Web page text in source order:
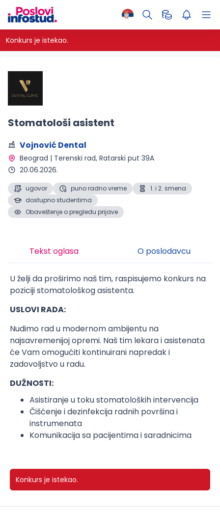
Konkurs je istekao.
Stomatološi asistent
Vojnović Dental
Beograd | Terenski rad, Ratarski put 39A
20.06.2026.
ugovor puno radno vreme
1. i 2. smena
dostupno studentima
Obaveštenje o pregledu prijave
Tekst oglasa O poslodavcu
U želji da proširimo naš tim, raspisujemo konkurs na
poziciji stomatološkog asistenta.
USLOVI RADA:
Nudimo rad u modernom ambijentu na
najsavremenijoj opremi. Naš tim lekara i asistenata
će Vam omogućiti kontinuirani napredak i
zadovoljstvo u radu.
DUŽNOSTI:
Asistiranje u toku stomatoloških intervencija
Čišćenje i dezinfekcija radnih površina i
instrumenata
Komunikacija sa pacijentima i saradnicima
Konkurs je istekao.